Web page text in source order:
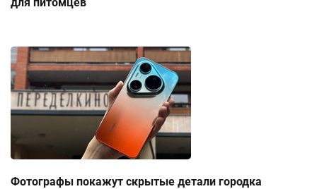
Фотографы покажут скрытые детали городка